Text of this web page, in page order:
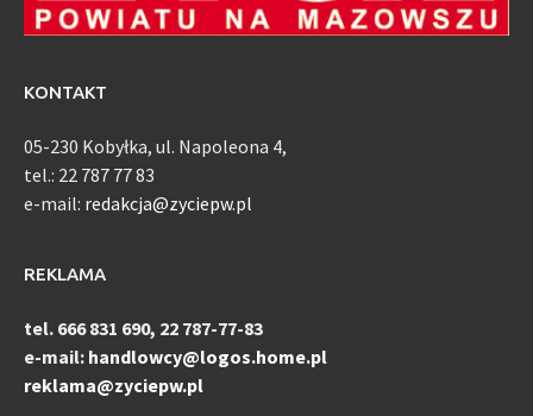
KONTAKT
05-230 Kobyłka, ul. Napoleona 4,
tel.: 22 787 77 83
e-mail: redakcja@zyciepw.pl
REKLAMA
tel. 666 831 690, 22 787-77-83
e-mail: handlowcy@logos.home.pl
reklama@zyciepw.pl